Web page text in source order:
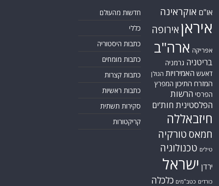
או"ם אוקראינה
איראן אירופה
אפריקה ארה"ב
בריטניה גרמניה
דאעש האמירויות הגולן
המזרח התיכון המפרץ
הפרסי הרשות
הפלסטינית חות'ים
חיזבאללה
חמאס טורקיה
טילים טכנולוגיה
ירדן ישראל
כורדים כטב"מים כלכלה
חדשות מהעולם
כללי
כתבות היסטוריה
כתבות מומחים
כתבות קצרות
כתבות ראשיות
סקירות תשתית
קריקטורות